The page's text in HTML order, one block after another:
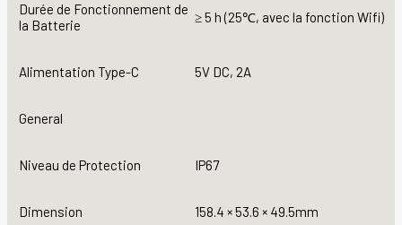
Durée de Fonctionnement de
la Batterie
≥ 5 h (25℃, avec la fonction Wifi)
Alimentation Type-C 5V DC, 2A
General
Niveau de Protection IP67
Dimension 158.4 ×53.6 × 49.5mm